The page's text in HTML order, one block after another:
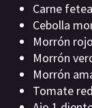
Carne
Cebolla
Morrón
Morrón
Morrón
Tomate